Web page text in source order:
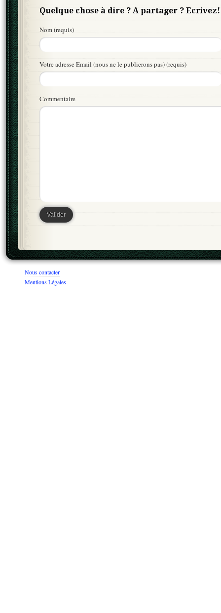
Quelque chose à dire ? A partager ? Ecrivez!
Nom (requis)
Votre adresse Email (nous ne le publierons pas) (requis)
Commentaire
Nous contacter
Mentions Légales